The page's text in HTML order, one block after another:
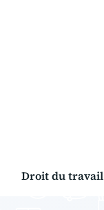
Droit du travail